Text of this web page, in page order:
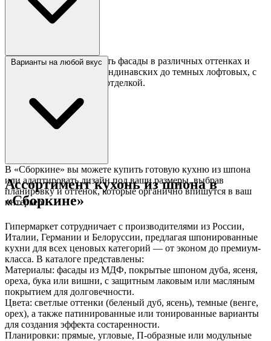
Шпон позволяет создавать фасады в различных оттенках и
стилях — от светлых скандинавских до темных лофтовых, с
матовой или глянцевой отделкой.
Варианты на любой вкус
В «Сборкине» вы можете купить готовую кухню из шпона
или адаптировать дизайн под ваши размеры, выбрав
планировку и оттенок, которые органично впишутся в ваш
интерьер.
Ассортимент кухонь из шпона в
«Сборкине»
Гипермаркет сотрудничает с производителями из России,
Италии, Германии и Белоруссии, предлагая шпонированные
кухни для всех ценовых категорий — от эконом до премиум-
класса. В каталоге представлены:
Материалы: фасады из МДФ, покрытые шпоном дуба, ясеня,
ореха, бука или вишни, с защитным лаковым или масляным
покрытием для долговечности.
Цвета: светлые оттенки (беленый дуб, ясень), темные (венге,
орех), а также патинированные или тонированные варианты
для создания эффекта состаренности.
Планировки: прямые, угловые, П-образные или модульные